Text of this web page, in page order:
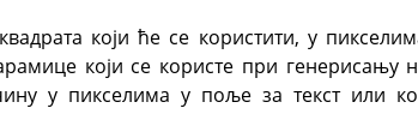
који ће се користити, у
који се користе при генерисању
у пикселима у поље за текст или